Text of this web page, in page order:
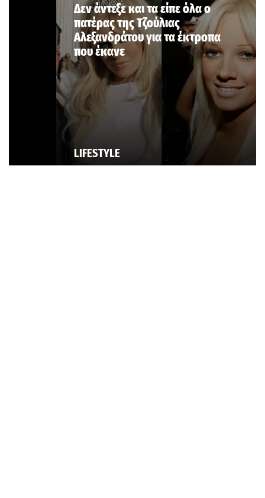
LIFESTYLE
Δεν άντεξε και τα είπε όλα ο
πατέρας της Τζούλιας
Αλεξανδράτου για τα έκτροπα
που έκανε